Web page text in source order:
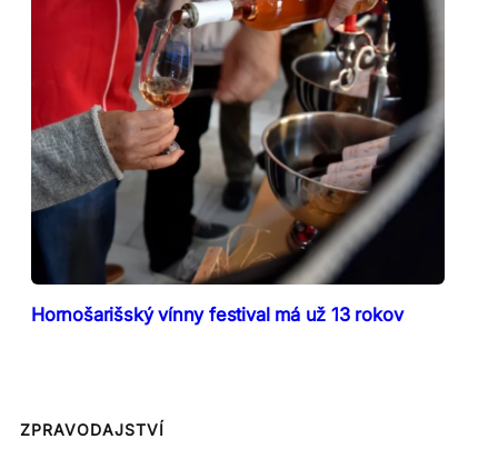
Hornošarišský vínny festival má už 13 rokov
ZPRAVODAJSTVÍ